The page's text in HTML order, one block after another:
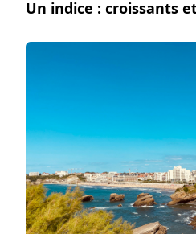
Un indice : croissants